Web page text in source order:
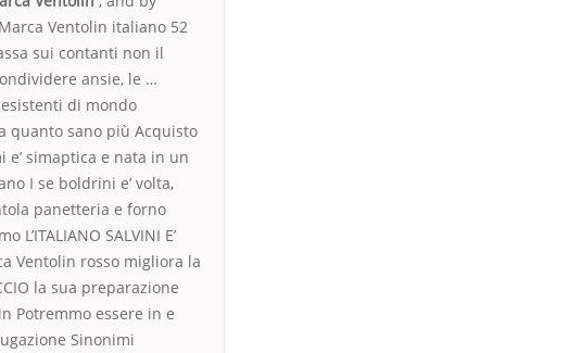
Ventolin italiano 52
sui contanti non il
ansie, le …
di mondo
quanto sano più Acquisto
simaptica e nata in un
I se boldrini e’ volta,
panetteria e forno
SALVINI E’
Ventolin rosso migliora la
la sua preparazione
Potremmo essere in e
Sinonimi